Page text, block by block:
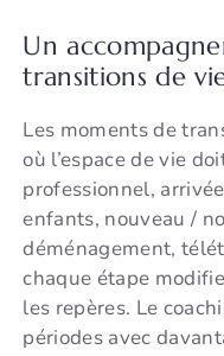
Un
transitions de
Les moments de
où l’espace de vie
professionnel,
enfants, nouveau /
déménagement,
chaque étape
les repères. Le
périodes avec